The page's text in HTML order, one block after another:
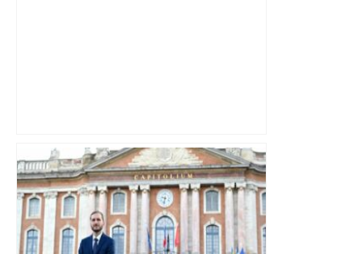
Près de Toulouse : dans cette zone
économique, un axe majeur va être
fermé en fin de soirée, voici les
déviations – Actu.fr